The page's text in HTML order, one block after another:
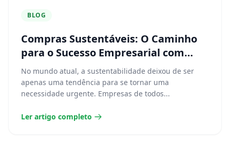
BLOG
Compras Sustentáveis: O Caminho
para o Sucesso Empresarial com
Impacto Positivo
No mundo atual, a sustentabilidade deixou de ser
apenas uma tendência para se tornar uma
necessidade urgente. Empresas de todos...
Ler artigo completo